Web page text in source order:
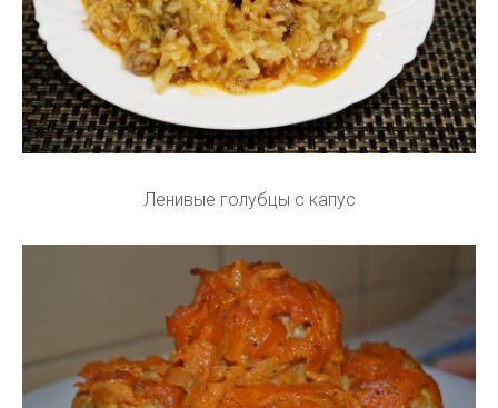
Ленивые голубцы с капус